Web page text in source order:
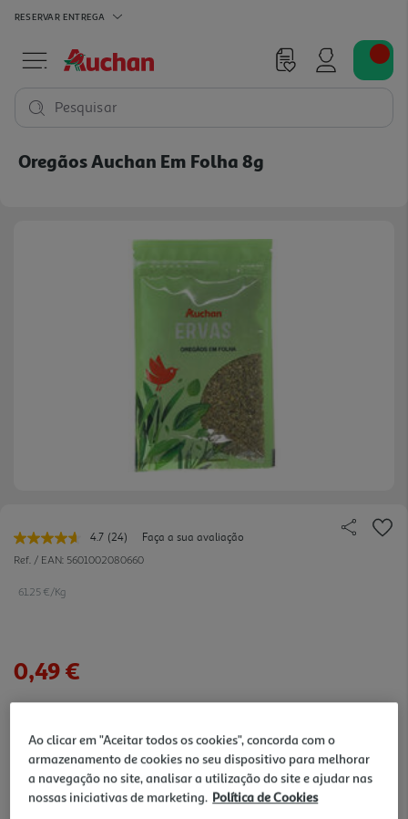
RESERVAR ENTREGA
Pesquisar
Oregãos Auchan Em Folha 8g
4.7 Leu
24
(24)
Faça a sua avaliação
Ref. / EAN: 5601002080660
61.25 €/Kg
0,49 €
Ao clicar em "Aceitar todos os cookies", concorda com o
armazenamento de cookies no seu dispositivo para melhorar
a navegação no site, analisar a utilização do site e ajudar nas
nossas iniciativas de marketing. Política de Cookies